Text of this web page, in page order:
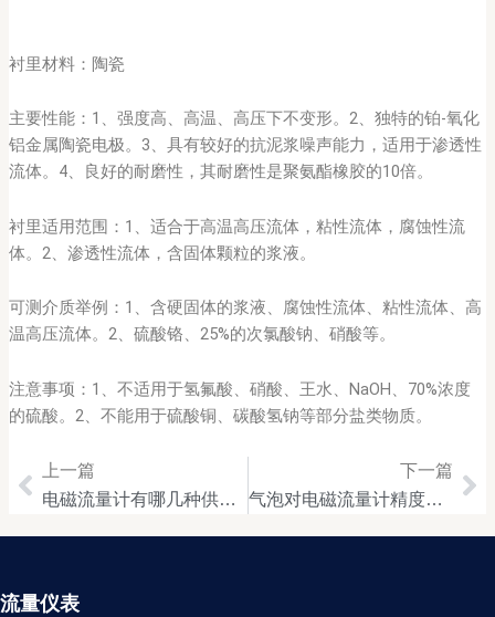
衬里材料：陶瓷
主要性能：1、强度高、高温、高压下不变形。2、独特的铂-氧化
铝金属陶瓷电极。3、具有较好的抗泥浆噪声能力，适用于渗透性
流体。4、良好的耐磨性，其耐磨性是聚氨酯橡胶的10倍。
衬里适用范围：1、适合于高温高压流体，粘性流体，腐蚀性流
体。2、渗透性流体，含固体颗粒的浆液。
可测介质举例：1、含硬固体的浆液、腐蚀性流体、粘性流体、高
温高压流体。2、硫酸铬、25%的次氯酸钠、硝酸等。
注意事项：1、不适用于氢氟酸、硝酸、王水、NaOH、70%浓度
的硫酸。2、不能用于硫酸铜、碳酸氢钠等部分盐类物质。
Prev
上一篇
电磁流量计有哪几种供电方式
下一篇
气泡对电磁流量计精度的影响
流量仪表